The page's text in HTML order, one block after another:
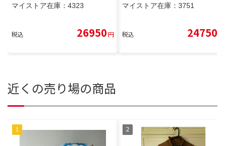
マイストア在庫： 4323
税込 26950円
マイストア在庫： 3751
税込 24750
近くの売り場の商品